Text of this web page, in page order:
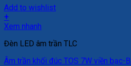
Add to wishlist
+
Xem nhanh
Đèn LED âm trần TLC
Âm trần khối đúc TOS 7W viền bạc-